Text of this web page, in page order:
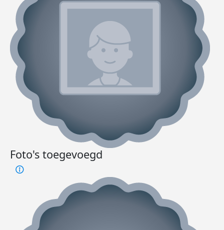
Foto's toegevoegd